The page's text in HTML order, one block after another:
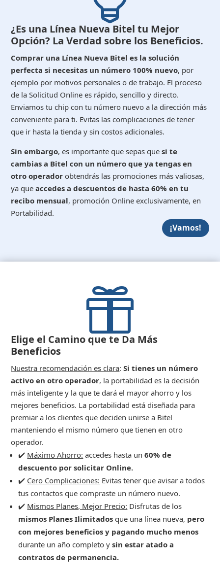
¿Es una Línea Nueva Bitel tu Mejor
Opción? La Verdad sobre los Beneficios.
Comprar una Línea Nueva Bitel es la solución
perfecta si necesitas un número 100% nuevo, por
ejemplo por motivos personales o de trabajo. El proceso
de la Solicitud Online es rápido, sencillo y directo.
Enviamos tu chip con tu número nuevo a la dirección más
conveniente para ti. Evitas las complicaciones de tener
que ir hasta la tienda y sin costos adicionales.
Sin embargo, es importante que sepas quesi te
cambias a Bitel con un número que ya tengas en
otro operador obtendrás las promociones más valiosas,
ya queaccedes a descuentos de hasta 60% en tu
recibo mensual, promoción Online exclusivamente, en
Portabilidad.
¡Vamos!

Elige el Camino que te Da Más
Beneficios
Nuestra recomendación es clara:Si tienes un número
activo en otro operador, la portabilidad es la decisión
más inteligente y la que te dará el mayor ahorro y los
mejores beneficios. La portabilidad está diseñada para
premiar a los clientes que deciden unirse a Bitel
manteniendo el mismo número que tienen en otro
operador.
✔️ Máximo Ahorro: accedes hasta un60% de
descuento por solicitar Online.
✔️ Cero Complicaciones: Evitas tener que avisar a todos
tus contactos que compraste un número nuevo.
✔️ Mismos Planes, Mejor Precio: Disfrutas de los
mismos Planes Ilimitados que una línea nueva, pero
con mejores beneficios y pagando mucho menos
durante un año completo ysin estar atado a
contratos de permanencia.